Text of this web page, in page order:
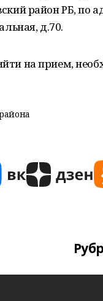
район РБ, по
д.70.
на прием,